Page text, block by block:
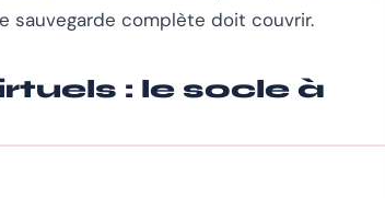
sauvegarde complète doit couvrir.
: le socle à